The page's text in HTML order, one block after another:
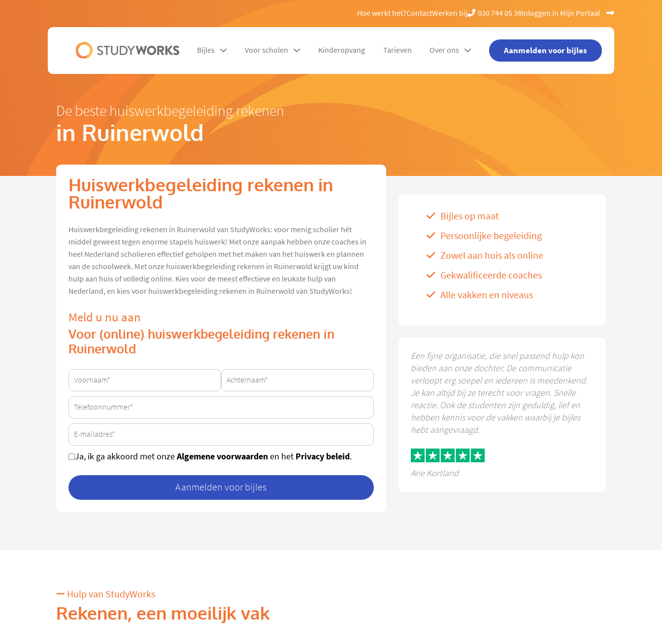
Hoe werkt het?ContactWerken bij 030 744 05 38Inloggen in Mijn Portaal
Bijles Voor scholen Kinderopvang Tarieven Over ons Aanmelden voor bijles
De beste huiswerkbegeleiding rekenen
in Ruinerwold
Huiswerkbegeleiding rekenen in
Ruinerwold
Huiswerkbegeleiding rekenen in Ruinerwold van StudyWorks: voor menig scholier hét
middel geweest tegen enorme stapels huiswerk! Met onze aanpak hebben onze coaches in
heel Nederland scholieren effectief geholpen met het maken van het huiswerk en plannen
van de schoolweek. Met onze huiswerkbegeleiding rekenen in Ruinerwold krijgt uw kind
hulp aan huis of volledig online. Kies voor de meest effectieve en leukste hulp van
Nederland, en kies voor huiswerkbegeleiding rekenen in Ruinerwold van StudyWorks!
Meld u nu aan
Voor (online) huiswerkbegeleiding rekenen in
Ruinerwold
Ja, ik ga akkoord met onzeAlgemene voorwaardenen het Privacy beleid.
Aanmelden voor bijles
Bijles op maat
Persoonlijke begeleiding
Zowel aan huis als online
Gekwalificeerde coaches
Alle vakken en niveaus
Een fijne organisatie, die snel passend hulp kon
bieden aan onze dochter. De communicatie
verloopt erg soepel en iedereen is meedenkend.
Je kan altijd bij ze terecht voor vragen. Snelle
reactie. Ook de studenten zijn geduldig, lief en
hebben kennis voor de vakken waarbij je bijles
hebt aangevraagd.
Arie Kortland
Hulp van StudyWorks
Rekenen, een moeilijk vak